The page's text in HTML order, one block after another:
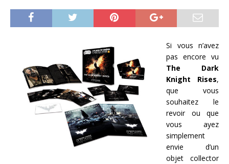
Si vous n’avez
pas encore vu
The Dark
Knight Rises,
que vous
souhaitez le
revoir ou que
vous ayez
simplement
envie d’un
objet collector